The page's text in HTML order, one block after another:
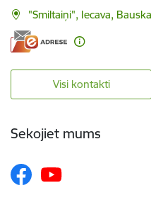
"Smiltaiņi", Iecava,
Visi kontakti
Sekojiet mums